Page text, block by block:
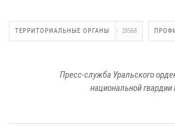
ТЕРРИТОРИАЛЬНЫЕ ОРГАНЫ 28568
Пресс-служба Уральского
национальной